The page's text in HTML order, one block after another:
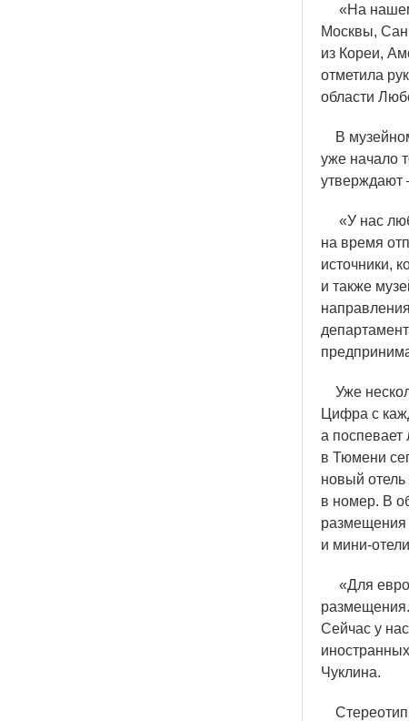
«На
Москвы,
из Кореи,
отметила
области
В
уже начало
утверждают
«У нас
на время
источники,
и также
Уже
Цифра с
а поспевает
в Тюмени
новый отель
в номер. В
размещения
и мини-
«Для
Сейчас у
Чуклина.